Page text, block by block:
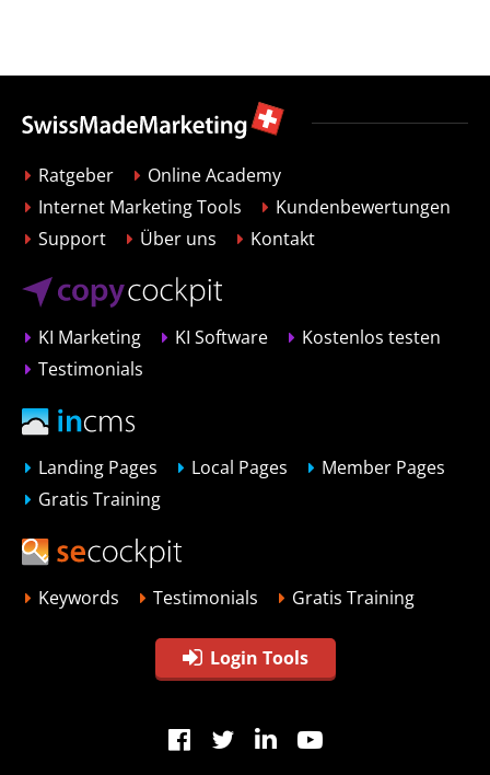
Ratgeber
Online Academy
Internet Marketing Tools
Kundenbewertungen
Support
Über uns Kontakt
KI Marketing KI Software
Kostenlos testen
Testimonials
Landing Pages Local Pages
Member Pages
Gratis Training
Keywords Testimonials Gratis Training
Login Tools